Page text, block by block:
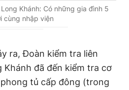
Khánh: Có những gia đình 5
cùng nhập viện
ra, Đoàn kiểm tra liên
Khánh đã đến kiểm tra cơ
tủ cấp đông (trong